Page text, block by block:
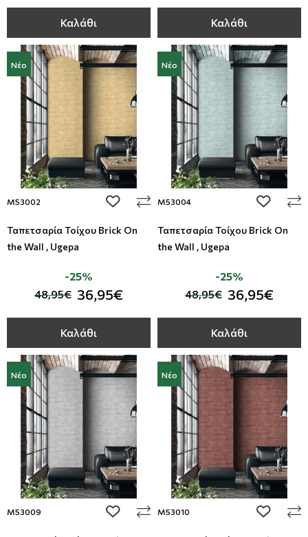
Καλάθι Καλάθι
Νέο
M53002 add to wishlist
Ταπετσαρία Τοίχου Brick On
the Wall , Ugepa
48,95€ 36,95€
-25%
Καλάθι
Νέο
M53004 add to
Ταπετσαρία Τοίχου Brick On
the Wall , Ugepa
48,95€ 36,95€
-25%
Καλάθι
Νέο
M53009 add to wishlist
Νέο
M53010 add to